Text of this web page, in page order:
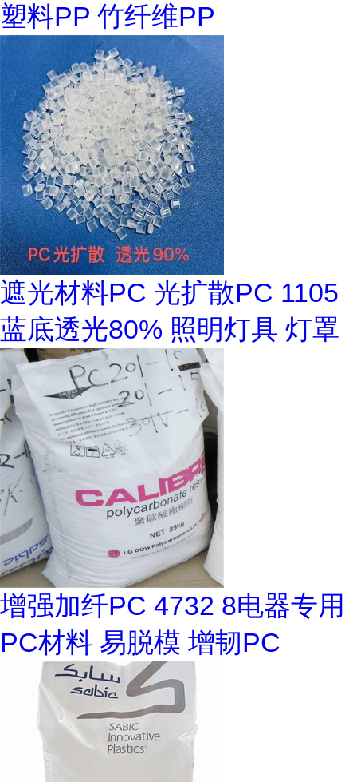
塑料PP 竹纤维PP
遮光材料PC 光扩散PC 1105
蓝底透光80% 照明灯具 灯罩
增强加纤PC 4732 8电器专用
PC材料 易脱模 增韧PC